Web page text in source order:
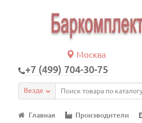
Москва
+7 (499) 704-30-75
Везде
Главная Производители